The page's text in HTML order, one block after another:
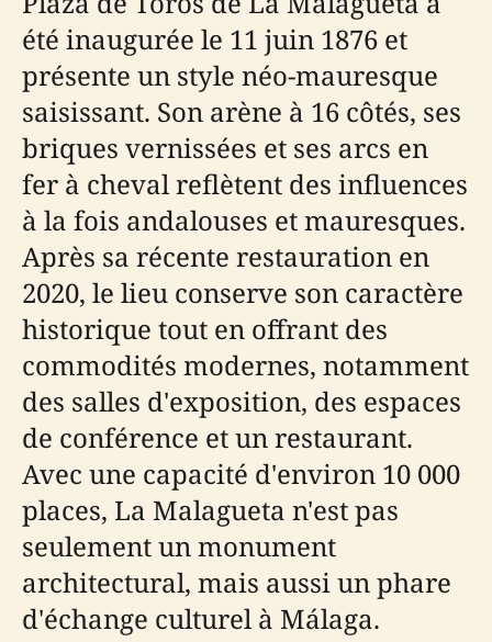
été inaugurée le 11 juin 1876 et
présente un style néo-mauresque
saisissant. Son arène à 16 côtés, ses
briques vernissées et ses arcs en
fer à cheval reflètent des influences
à la fois andalouses et mauresques.
Après sa récente restauration en
2020, le lieu conserve son caractère
historique tout en offrant des
commodités modernes, notamment
des salles d'exposition, des espaces
de conférence et un restaurant.
Avec une capacité d'environ 10 000
places, La Malagueta n'est pas
seulement un monument
architectural, mais aussi un phare
d'échange culturel à Málaga.